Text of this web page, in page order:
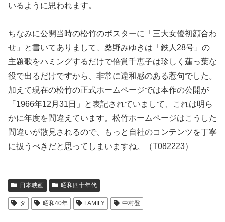
いるように思われます。
ちなみに公開当時の松竹のポスターに「三大女優初顔合わ
せ」と書いてありまして、桑野みゆきは「鉄人28号」の
主題歌をハミングするだけで倍賞千恵子は珍しく蓮っ葉な
役で出るだけですから、非常に違和感のある惹句でした。
加えて現在の松竹の正式ホームページでは本作の公開が
「1966年12月31日」と表記されていまして、これは明ら
かに年度を間違えています。松竹ホームページはこうした
間違いが散見されるので、もっと自社のコンテンツを丁寧
に扱うべきだと思ってしまいますね。（T082223）
日本映画 昭和四十年代
タ 昭和40年 FAMILY 中村登